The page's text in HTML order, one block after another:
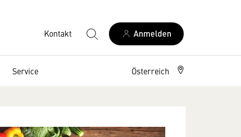
Kontakt Anmelden
Service Österreich